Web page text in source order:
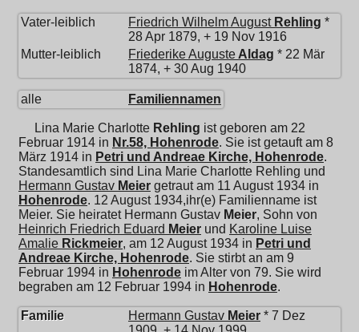
Vater-leiblich Friedrich Wilhelm August Rehling *
28 Apr 1879, + 19 Nov 1916
Mutter-leiblich
Friederike Auguste Aldag * 22 Mär
1874, + 30 Aug 1940
alle Familiennamen
Lina Marie Charlotte Rehling ist geboren am 22
Februar 1914 in Nr.58, Hohenrode. Sie ist getauft am 8
März 1914 in Petri und Andreae Kirche, Hohenrode.
Standesamtlich sind Lina Marie Charlotte Rehling und
Hermann Gustav Meier getraut am 11 August 1934 in
Hohenrode. 12 August 1934,ihr(e) Familienname ist
Meier. Sie heiratet Hermann Gustav Meier, Sohn von
Heinrich Friedrich Eduard Meier und Karoline Luise
Amalie Rickmeier, am 12 August 1934 in Petri und
Andreae Kirche, Hohenrode. Sie stirbt an am 9
Februar 1994 in Hohenrode im Alter von 79. Sie wird
begraben am 12 Februar 1994 in Hohenrode.
Familie Hermann Gustav Meier * 7 Dez